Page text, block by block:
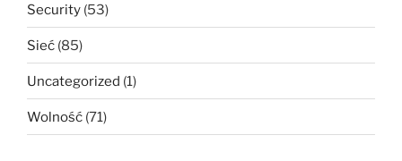
Security (53)
Sieć (85)
Uncategorized (1)
Wolność (71)